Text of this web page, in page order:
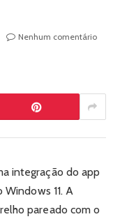
Nenhum comentário
integração do app
11. A
pareado com o